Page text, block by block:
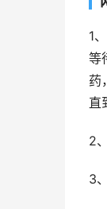
1
等
药
直
2
3